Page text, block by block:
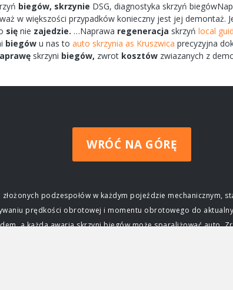
biegów, skrzynie DSG, diagnostyka skrzyń
w większości przypadków konieczny jest jej demontaż.
się nie zajedzie. …Naprawa regeneracja skrzyń local
biegów u nas to auto skrzynia as Kruszwica precyzyjna
skrzyni biegów, zwrot kosztów zwiazanych z
WRÓĆ NA GÓRĘ
podzespołów w każdym pojeździe mechanicznym,
prędkości obrotowej i momentu obrotowego do
a każda awaria skrzyni biegów może sparaliżować auto.